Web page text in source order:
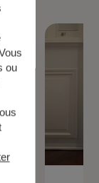
ou